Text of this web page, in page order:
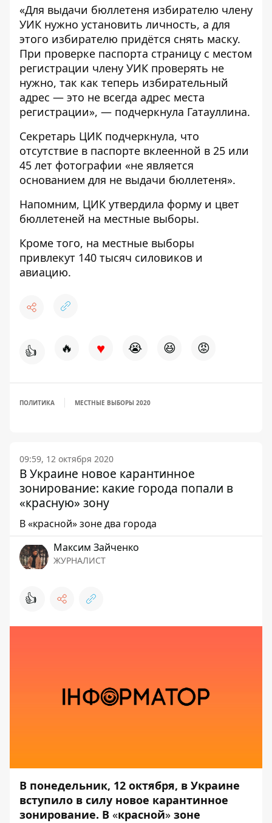
«Для выдачи бюллетеня избирателю члену
УИК нужно установить личность, а для
этого избирателю придётся снять маску.
При проверке паспорта страницу с местом
регистрации члену УИК проверять не
нужно, так как теперь избирательный
адрес — это не всегда адрес места
регистрации», — подчеркнула Гатауллина.
Секретарь ЦИК подчеркнула, что
отсутствие в паспорте вклеенной в 25 или
45 лет фотографии «не является
основанием для не выдачи бюллетеня».
Напомним, ЦИК утвердила форму и цвет
бюллетеней на местные выборы.
Кроме того, на местные выборы
привлекут 140 тысяч силовиков и
авиацию.
👍 🔥 ♥ 😭 😆 😡
ПОЛИТИКА МЕСТНЫЕ ВЫБОРЫ 2020
09:59, 12 октября 2020
В Украине новое карантинное
зонирование: какие города попали в
«красную» зону
В «красной» зоне два города
Максим Зайченко
ЖУРНАЛИСТ
👍
В понедельник, 12 октября, в Украине
вступило в силу новое карантинное
зонирование. В «красной» зоне